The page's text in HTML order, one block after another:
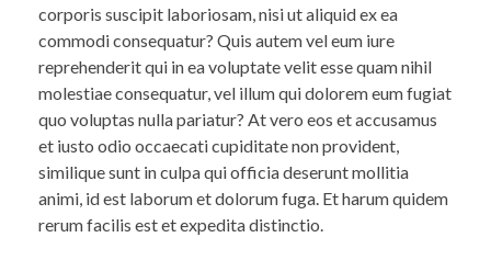
corporis suscipit laboriosam, nisi ut aliquid ex ea
commodi consequatur? Quis autem vel eum iure
reprehenderit qui in ea voluptate velit esse quam nihil
molestiae consequatur, vel illum qui dolorem eum fugiat
quo voluptas nulla pariatur? At vero eos et accusamus
et iusto odio occaecati cupiditate non provident,
similique sunt in culpa qui officia deserunt mollitia
animi, id est laborum et dolorum fuga. Et harum quidem
rerum facilis est et expedita distinctio.